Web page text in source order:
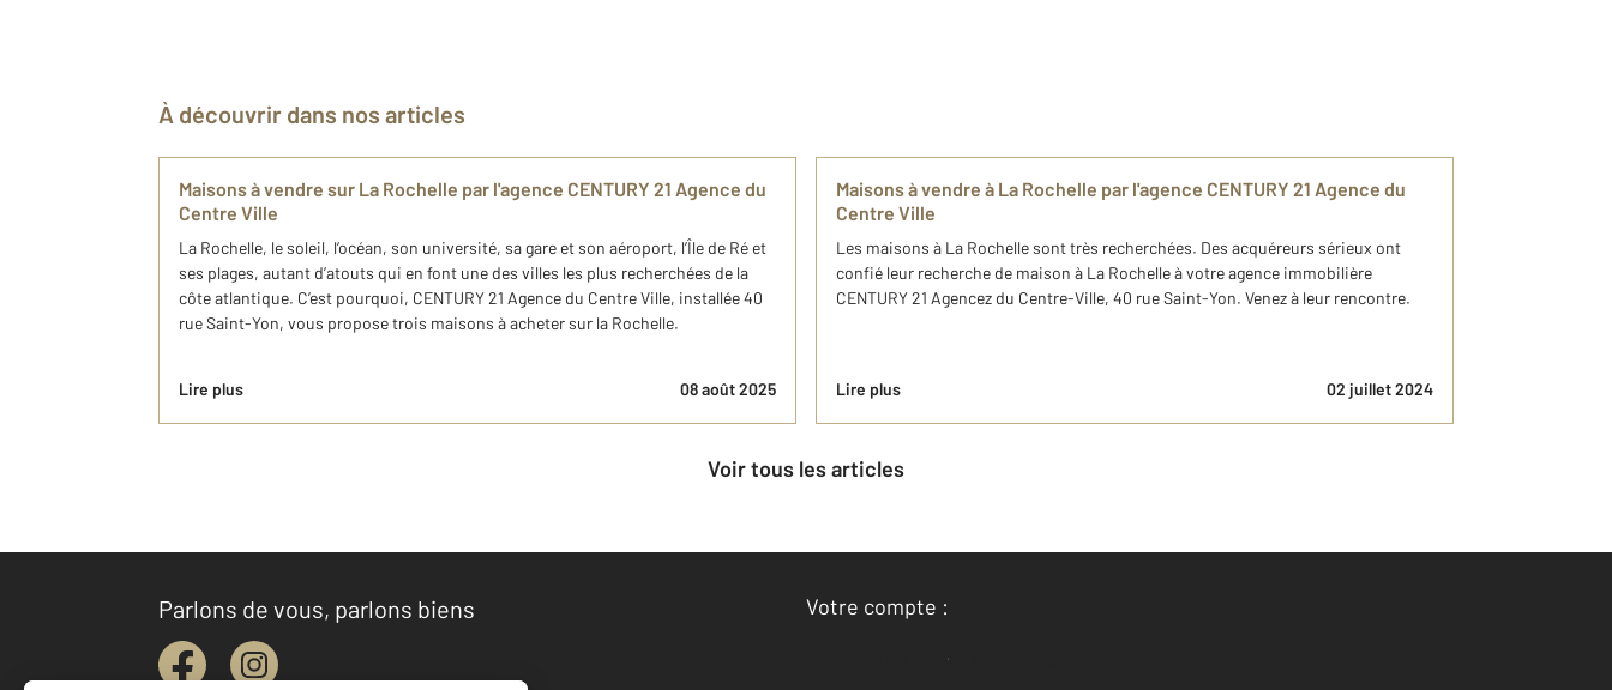
À découvrir dans nos articles
Maisons à vendre sur La Rochelle par l'agence CENTURY 21 Agence du
Centre Ville
La Rochelle, le soleil, l’océan, son université, sa gare et son aéroport, l’Île de Ré et
ses plages, autant d’atouts qui en font une des villes les plus recherchées de la
côte atlantique. C’est pourquoi, CENTURY 21 Agence du Centre Ville, installée 40
rue Saint-Yon, vous propose trois maisons à acheter sur la Rochelle.
Lire plus 08 août 2025
Maisons à vendre à La Rochelle par l'agence CENTURY 21 Agence du
Centre Ville
Les maisons à La Rochelle sont très recherchées. Des acquéreurs sérieux ont
confié leur recherche de maison à La Rochelle à votre agence immobilière
CENTURY 21 Agencez du Centre-Ville, 40 rue Saint-Yon. Venez à leur rencontre.
Lire plus 02 juillet 2024
Voir tous les articles
Parlons de vous, parlons biens
Votre compte :
Accéder à mon compte